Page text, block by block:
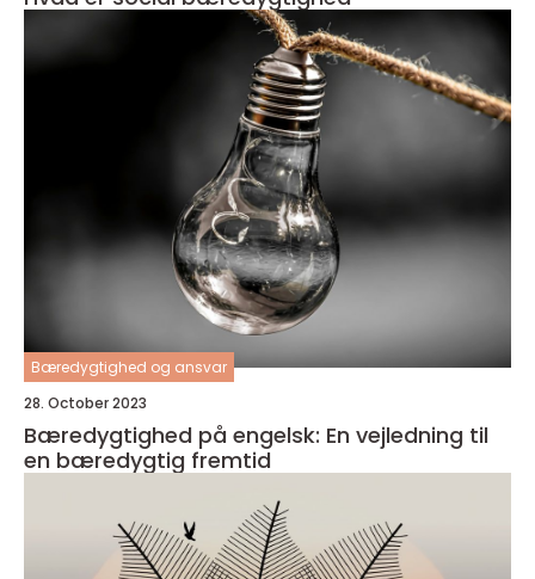
Bæredygtighed og ansvar
28. October 2023
Bæredygtighed på engelsk: En vejledning til
en bæredygtig fremtid